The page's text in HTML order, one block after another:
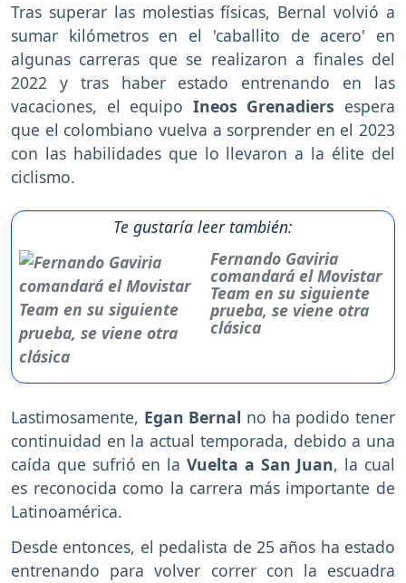
Tras superar las molestias físicas, Bernal volvió a
sumar kilómetros en el 'caballito de acero' en
algunas carreras que se realizaron a finales del
2022 y tras haber estado entrenando en las
vacaciones, el equipo Ineos Grenadiers espera
que el colombiano vuelva a sorprender en el 2023
con las habilidades que lo llevaron a la élite del
ciclismo.
Te gustaría leer también:
Fernando Gaviria
comandará el Movistar
Team en su siguiente
prueba, se viene otra
clásica
Lastimosamente, Egan Bernal no ha podido tener
continuidad en la actual temporada, debido a una
caída que sufrió en la Vuelta a San Juan, la cual
es reconocida como la carrera más importante de
Latinoamérica.
Desde entonces, el pedalista de 25 años ha estado
entrenando para volver correr con la escuadra